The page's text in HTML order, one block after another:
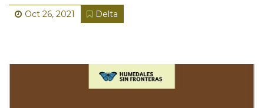
Oct 26, 2021 Delta